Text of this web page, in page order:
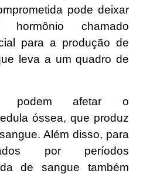
pode deixar
chamado
para a produção de
leva a um quadro de
podem afetar o
óssea, que produz
Além disso, para
por períodos
de sangue também